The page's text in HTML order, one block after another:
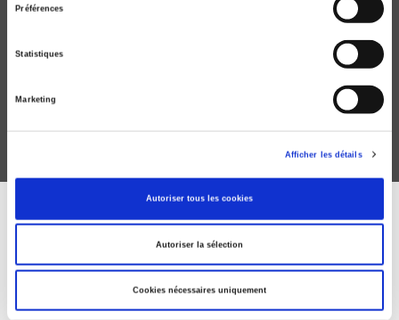
Préférences
Statistiques
Marketing
Afficher les détails
Autoriser tous les cookies
Autoriser la sélection
Cookies nécessaires uniquement
Daniel Compagnon, Estienne Rodary
DISCOVER OUR JOURNALS
Subscribe today